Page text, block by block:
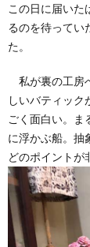
この日に届いた
るのを待ってい
た。
私が裏の工房
しいバティック
ごく面白い。ま
に浮かぶ船。抽
どのポイントが